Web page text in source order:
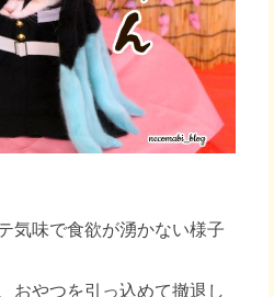
気味で食欲が湧かない様子
おやつを引っ込めて撤退し